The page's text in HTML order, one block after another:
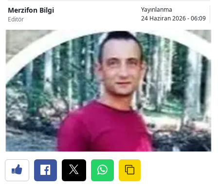
Merzifon Bilgi
Editör
Yayınlanma
24 Haziran 2026 - 06:09